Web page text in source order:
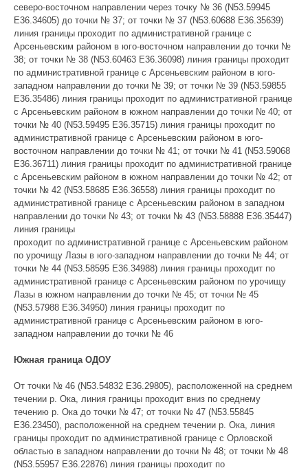
северо-восточном направлении через точку № 36 (N53.59945
E36.34605) до точки № 37; от точки № 37 (N53.60688 E36.35639)
линия границы проходит по административной границе с
Арсеньевским районом в юго-восточном направлении до точки №
38; от точки № 38 (N53.60463 E36.36098) линия границы проходит
по административной границе с Арсеньевским районом в юго-
западном направлении до точки № 39; от точки № 39 (N53.59855
E36.35486) линия границы проходит по административной границе
с Арсеньевским районом в южном направлении до точки № 40; от
точки № 40 (N53.59495 E36.35715) линия границы проходит по
административной границе с Арсеньевским районом в юго-
восточном направлении до точки № 41; от точки № 41 (N53.59068
E36.36711) линия границы проходит по административной границе
с Арсеньевским районом в южном направлении до точки № 42; от
точки № 42 (N53.58685 E36.36558) линия границы проходит по
административной границе с Арсеньевским районом в западном
направлении до точки № 43; от точки № 43 (N53.58888 E36.35447)
линия границы
проходит по административной границе с Арсеньевским районом
по урочищу Лазы в юго-западном направлении до точки № 44; от
точки № 44 (N53.58595 E36.34988) линия границы проходит по
административной границе с Арсеньевским районом по урочищу
Лазы в южном направлении до точки № 45; от точки № 45
(N53.57988 E36.34950) линия границы проходит по
административной границе с Арсеньевским районом в юго-
западном направлении до точки № 46
Южная граница ОДОУ
От точки № 46 (N53.54832 E36.29805), расположенной на среднем
течении р. Ока, линия границы проходит вниз по среднему
течению р. Ока до точки № 47; от точки № 47 (N53.55845
E36.23450), расположенной на среднем течении р. Ока, линия
границы проходит по административной границе с Орловской
областью в западном направлении до точки № 48; от точки № 48
(N53.55957 E36.22876) линия границы проходит по